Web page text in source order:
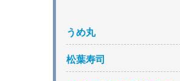
うめ丸
松葉寿司